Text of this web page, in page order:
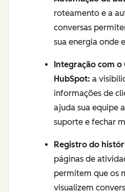
roteamento e a
conversas
sua energia onde
Integração com o
HubSpot: a
informações de
ajuda sua equipe
suporte e fechar
Registro do
páginas de
permitem que os
visualizem